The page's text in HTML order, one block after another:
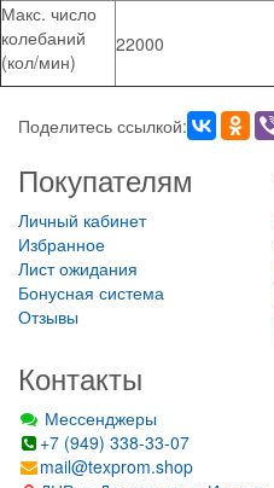
Макс. число
колебаний
(кол/мин)
22000
Поделитесь ссылкой:
Покупателям
Личный кабинет
Избранное
Лист ожидания
Бонусная система
Отзывы
Контакты
Мессенджеры
+7 (949) 338-33-07
mail@texprom.shop